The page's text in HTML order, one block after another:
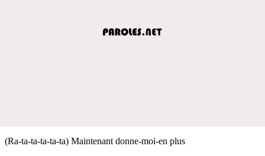
(Ra-ta-ta-ta-ta-ta) Maintenant donne-moi-en plus